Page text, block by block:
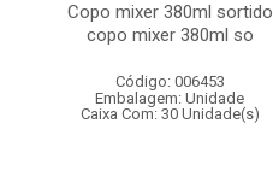
Copo mixer 380ml sortido
copo mixer 380ml so
Código: 006453
Embalagem: Unidade
Caixa Com: 30 Unidade(s)